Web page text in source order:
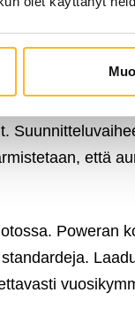
Poweran
että
Poweran